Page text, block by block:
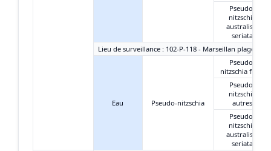
Pseudo-
nitzschia
australis +
seriata
Lieu de surveillance : 102-P-118 - Marseillan plage-est
Eau Pseudo-nitzschia
Pseudo-
nitzschia fines
Pseudo-
nitzschia
autres
Pseudo-
nitzschia
australis +
seriata